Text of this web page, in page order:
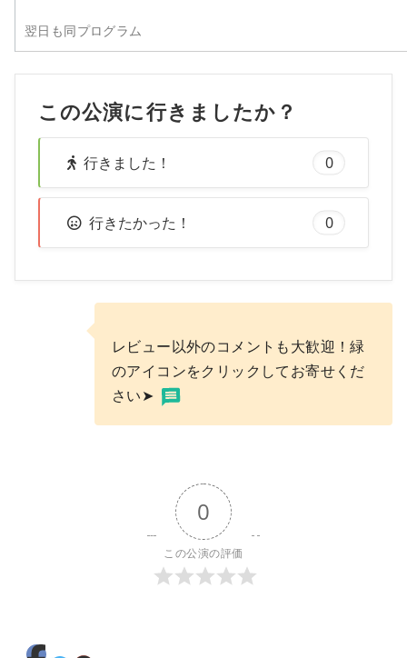
翌日も同プログラム
この公演に行きましたか？
行きました！ 0
行きたかった！ 0
レビュー以外のコメントも大歓迎！緑
のアイコンをクリックしてお寄せくだ
さい➤
0
この公演の評価